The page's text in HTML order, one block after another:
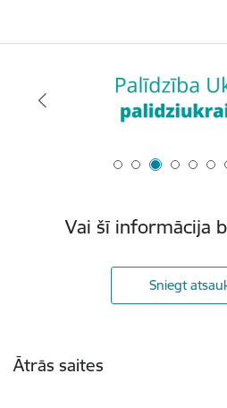
Vai šī informācija
Sniegt
Ātrās saites